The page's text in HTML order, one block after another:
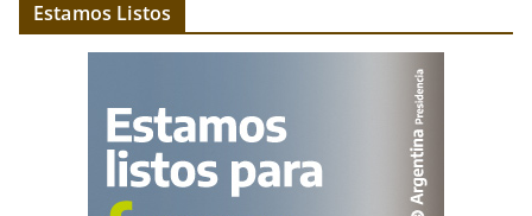
Estamos Listos